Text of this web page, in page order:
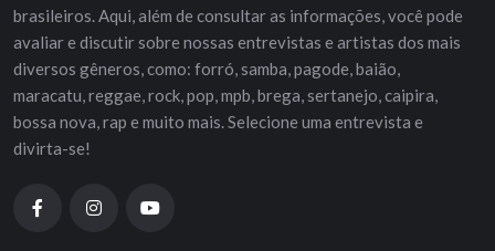
brasileiros. Aqui, além de consultar as informações, você pode
avaliar e discutir sobre nossas entrevistas e artistas dos mais
diversos gêneros, como: forró, samba, pagode, baião,
maracatu, reggae, rock, pop, mpb, brega, sertanejo, caipira,
bossa nova, rap e muito mais. Selecione uma entrevista e
divirta-se!